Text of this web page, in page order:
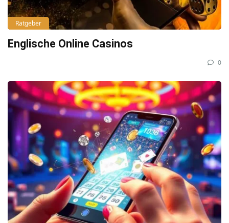
Ratgeber
Englische Online Casinos
0